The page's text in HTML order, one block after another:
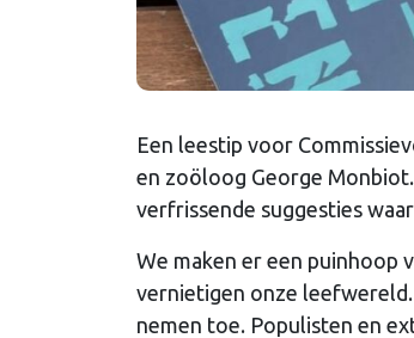
Een leestip voor
en zoöloog George
verfrissende suggesties
We maken er een puinhoop
vernietigen onze
nemen toe. Populisten en